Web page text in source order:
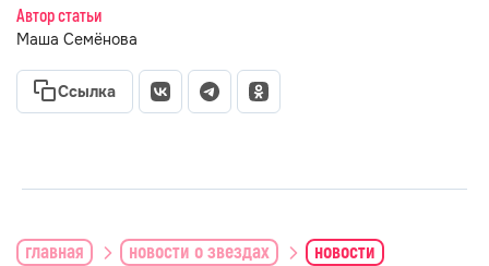
Автор статьи
Маша Семёнова
Ссылка
главная новости о звездах новости